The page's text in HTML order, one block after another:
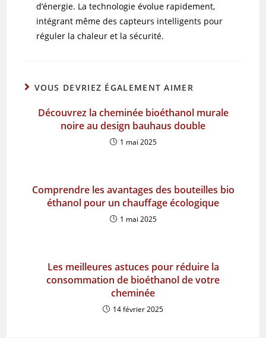
d’énergie. La technologie évolue rapidement,
intégrant même des capteurs intelligents pour
réguler la chaleur et la sécurité.
VOUS DEVRIEZ ÉGALEMENT AIMER
Découvrez la cheminée bioéthanol murale
noire au design bauhaus double
1 mai 2025
Comprendre les avantages des bouteilles bio
éthanol pour un chauffage écologique
1 mai 2025
Les meilleures astuces pour réduire la
consommation de bioéthanol de votre
cheminée
14 février 2025